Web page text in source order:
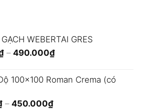
WEBERTAI GRES
– 490.000₫Khoảng
365.000₫
100x100 Roman Crema (có
– 450.000₫Khoảng